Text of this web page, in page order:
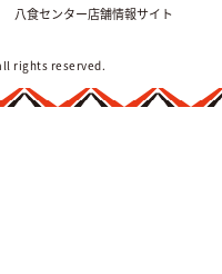
八食センター店舗情報サイト
rights reserved.